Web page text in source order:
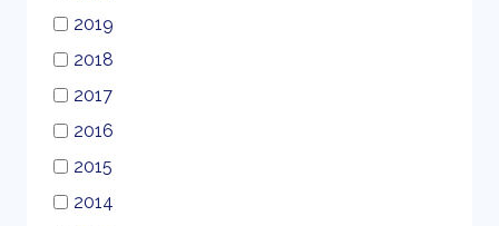
2019
2018
2017
2016
2015
2014